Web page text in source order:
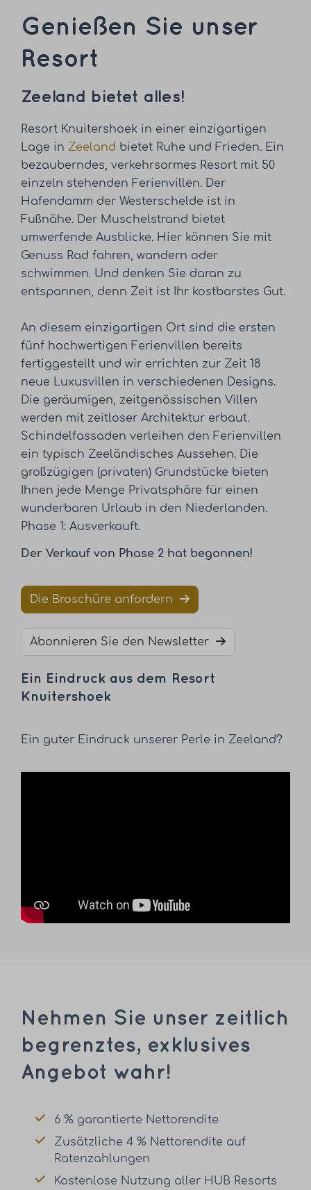
Genießen Sie unser
Resort
Zeeland bietet alles!
Resort Knuitershoek in einer einzigartigen
Lage in Zeeland bietet Ruhe und Frieden. Ein
bezauberndes, verkehrsarmes Resort mit 50
einzeln stehenden Ferienvillen. Der
Hafendamm der Westerschelde ist in
Fußnähe. Der Muschelstrand bietet
umwerfende Ausblicke. Hier können Sie mit
Genuss Rad fahren, wandern oder
schwimmen. Und denken Sie daran zu
entspannen, denn Zeit ist Ihr kostbarstes Gut.
An diesem einzigartigen Ort sind die ersten
fünf hochwertigen Ferienvillen bereits
fertiggestellt und wir errichten zur Zeit 18
neue Luxusvillen in verschiedenen Designs.
Die geräumigen, zeitgenössischen Villen
werden mit zeitloser Architektur erbaut.
Schindelfassaden verleihen den Ferienvillen
ein typisch Zeeländisches Aussehen. Die
großzügigen (privaten) Grundstücke bieten
Ihnen jede Menge Privatsphäre für einen
wunderbaren Urlaub in den Niederlanden.
Phase 1: Ausverkauft.
Der Verkauf von Phase 2 hat begonnen!
Die Broschüre anfordern
Abonnieren Sie den Newsletter
Ein Eindruck aus dem Resort
Knuitershoek
Ein guter Eindruck unserer Perle in Zeeland?
Nehmen Sie unser zeitlich
begrenztes, exklusives
Angebot wahr!
6 % garantierte Nettorendite
Zusätzliche 4 % Nettorendite auf
Ratenzahlungen
Kostenlose Nutzung aller HUB Resorts